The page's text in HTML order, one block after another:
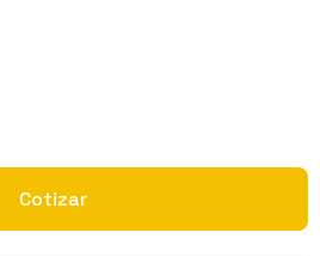
Cotizar